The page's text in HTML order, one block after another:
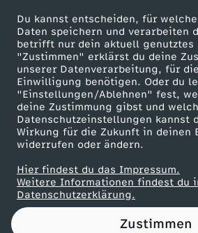
Du kannst entscheiden, für
Daten speichern und verarbeiten
betrifft nur dein aktuell genutztes
"Zustimmen" erklärst du deine
unserer Datenverarbeitung, für
Einwilligung benötigen. Oder du
"Einstellungen/Ablehnen" fest,
deine Zustimmung gibst und
Datenschutzeinstellungen kannst
Wirkung für die Zukunft in deinen
widerrufen oder ändern.
Hier findest du das Impressum.
Weitere Informationen findest du
Datenschutzerklärung.
Zustimmen
s
d
r
o
h
t
e
ZDF goes Schule
Werbefernsehen
Mainzelmännchen
Partner